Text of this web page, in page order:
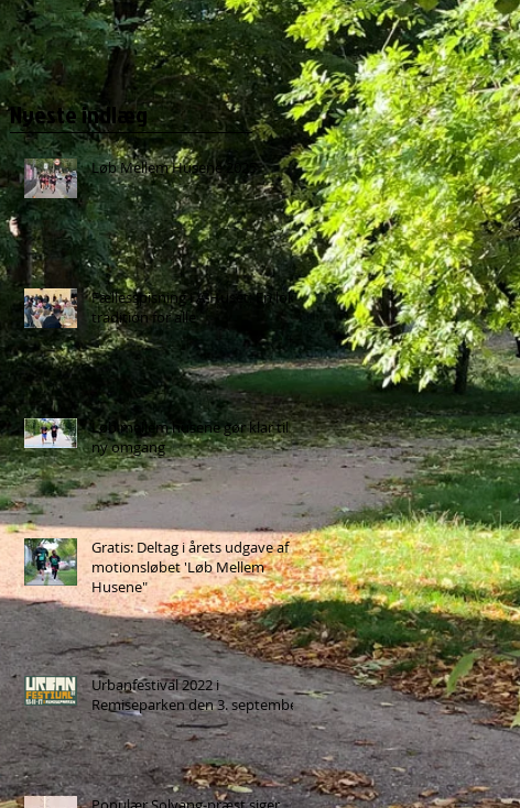
Nyeste indlæg
Løb Mellem Husene 2025
Fællesspisning i A-Huset: En lokal
tradition for alle
Løb mellem husene gør klar til
ny omgang
Gratis: Deltag i årets udgave af
motionsløbet 'Løb Mellem
Husene"
Urbanfestival 2022 i
Remiseparken den 3. september